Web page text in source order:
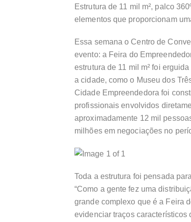
Estrutura de 11 mil m², palco
elementos que proporcionam
Essa semana o Centro de
evento: a Feira do
estrutura de 11 mil m² foi
a cidade, como o Museu dos
Cidade Empreendedora foi
profissionais envolvidos
aproximadamente 12 mil
milhões em negociações no
Toda a estrutura foi pensada
“Como a gente fez uma
grande complexo que é a Feira
evidenciar traços característicos